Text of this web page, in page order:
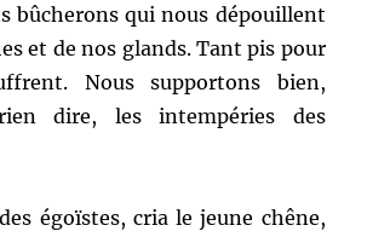
bûcherons qui nous dépouillent
et de nos glands. Tant pis pour
Nous supportons bien,
dire, les intempéries des
égoïstes, cria le jeune chêne,